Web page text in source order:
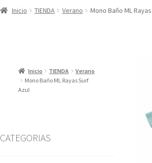
Inicio TIENDA Verano Mono Baño ML
Inicio TIENDA
Verano
Mono Baño ML Rayas Surf
Azul
CATEGORIAS